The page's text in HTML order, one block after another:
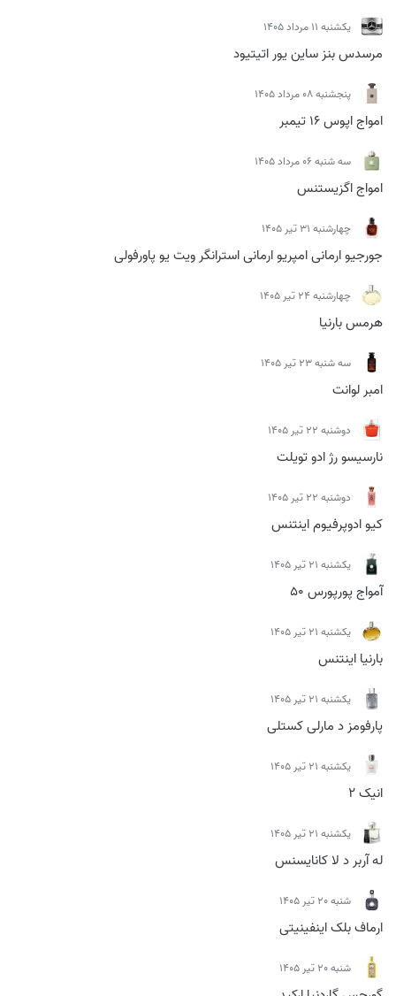
يكشنبه 11 مرداد 1405
مرسدس بنز ساین یور اتیتیود
پنجشنبه 08 مرداد 1405
امواج اپوس 16 تیمبر
سه شنبه 06 مرداد 1405
امواج اگزیستنس
چهارشنبه 31 تیر 1405
جورجیو ارمانی امپریو ارمانی استرانگر ویت یو پاورفولی
چهارشنبه 24 تیر 1405
هرمس بارنیا
سه شنبه 23 تیر 1405
امبر لوانت
دوشنبه 22 تیر 1405
نارسیسو رژ ادو تویلت
دوشنبه 22 تیر 1405
کیو ادوپرفیوم اینتنس
يكشنبه 21 تیر 1405
آمواج پورپورس 50
يكشنبه 21 تیر 1405
بارنیا اینتنس
يكشنبه 21 تیر 1405
پارفومز د مارلی کستلی
يكشنبه 21 تیر 1405
انیک 2
يكشنبه 21 تیر 1405
له آربر د لا کانایسنس
شنبه 20 تیر 1405
ارماف بلک اینفینیتی
شنبه 20 تیر 1405